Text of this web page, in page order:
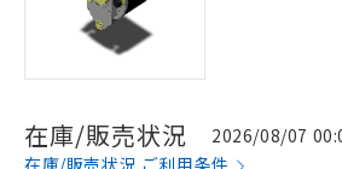
在庫/販売状況
2026/08/07
在庫/販売状況 ご利用条件